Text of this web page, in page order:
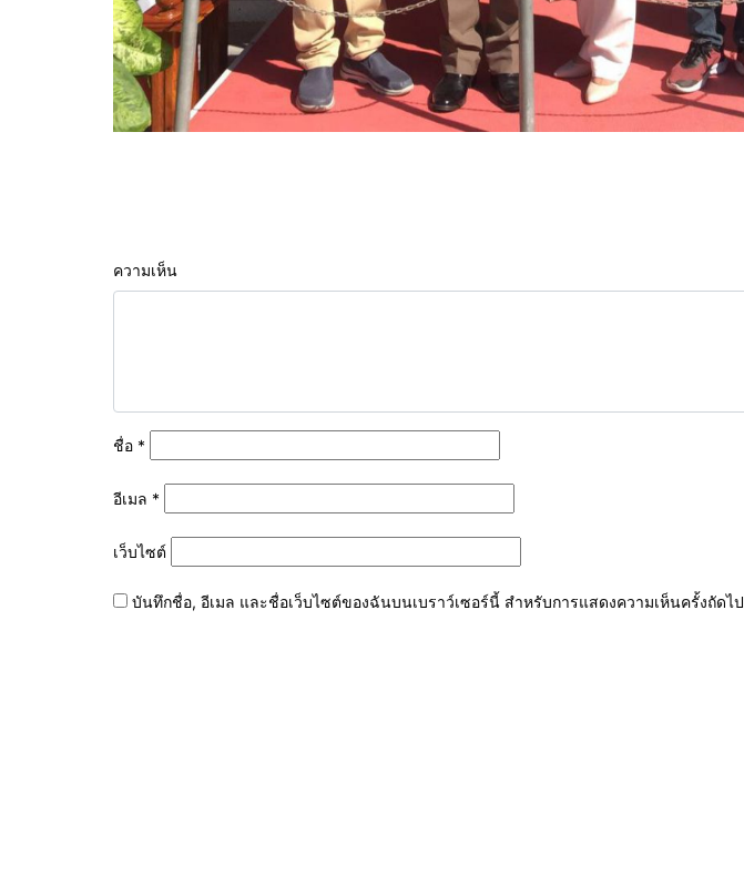
ความเห็น
ชื่อ *
อีเมล *
เว็บไซต์
บันทึกชื่อ, อีเมล และชื่อเว็บไซต์ของฉันบนเบราว์เซอร์นี้ สำหรับการแสดงความเห็นครั้งถัดไป